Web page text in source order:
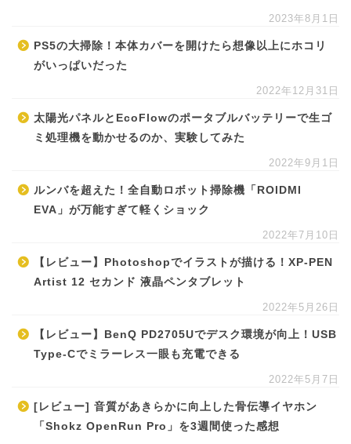
2023年8月1日
PS5の大掃除！本体カバーを開けたら想像以上にホコリ
がいっぱいだった
2022年12月31日
太陽光パネルとEcoFlowのポータブルバッテリーで生ゴ
ミ処理機を動かせるのか、実験してみた
2022年9月1日
ルンバを超えた！全自動ロボット掃除機「ROIDMI
EVA」が万能すぎて軽くショック
2022年7月10日
【レビュー】Photoshopでイラストが描ける！XP-PEN
Artist 12 セカンド 液晶ペンタブレット
2022年5月26日
【レビュー】BenQ PD2705Uでデスク環境が向上！USB
Type-Cでミラーレス一眼も充電できる
2022年5月7日
[レビュー] 音質があきらかに向上した骨伝導イヤホン
「Shokz OpenRun Pro」を3週間使った感想